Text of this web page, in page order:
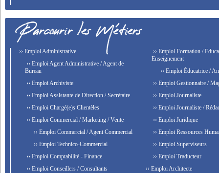
›› Emploi Administrative
›› Emploi Agent Administrative / Agent de
Bureau
›› Emploi Archiviste
›› Emploi Assistante de Direction / Secrétaire
›› Emploi Chargé(e)s Clientèles
›› Emploi Commercial / Marketing / Vente
›› Emploi Commercial / Agent Commercial
›› Emploi Technico-Commercial
›› Emploi Comptabilité - Finance
›› Emploi Conseillers / Consultants
›› Emploi Formation /
Enseignement
›› Emploi Éducatrice /
›› Emploi Gestionnaire /
›› Emploi Journaliste
›› Emploi Journaliste /
›› Emploi Juridique
›› Emploi Ressources
›› Emploi Superviseurs
›› Emploi Traducteur
›› Emploi Architecte